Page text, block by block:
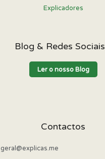
Explicadores
Blog & Redes Sociais
Ler o nosso Blog
Contactos
geral@explicas.me